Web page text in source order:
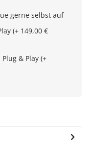
gerne selbst auf
(+ 149,00 €
& Play (+